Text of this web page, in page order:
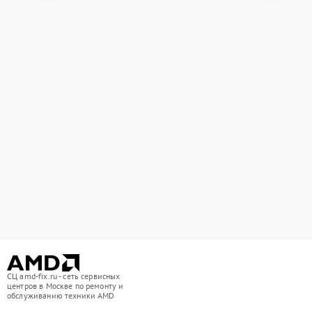
СЦ amd-fix.ru - сеть сервисных
центров в Москве по ремонту и
обслуживанию техники AMD